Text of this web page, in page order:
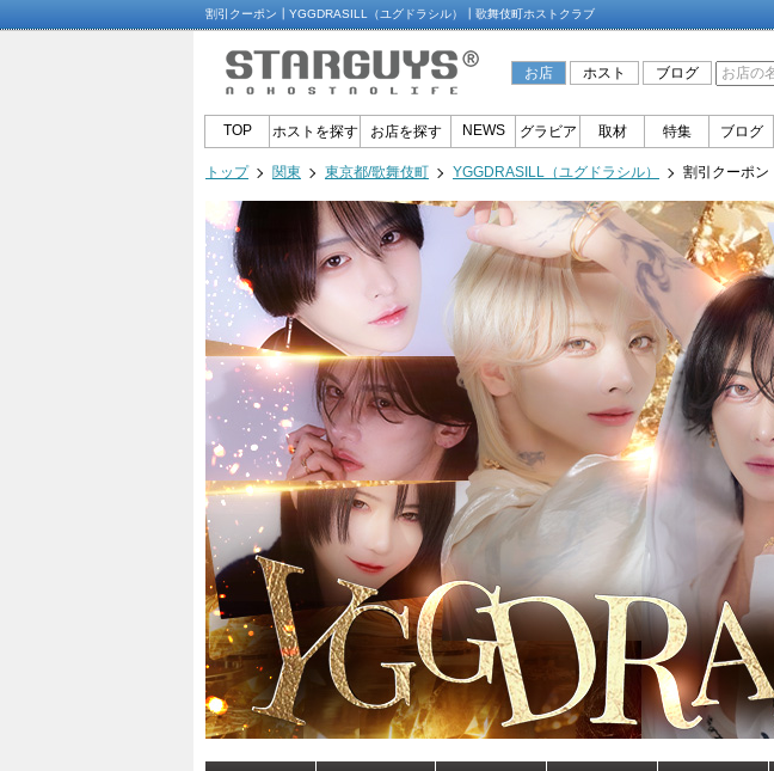
割引クーポン┃YGGDRASILL（ユグドラシル）┃歌舞伎町ホストクラブ
お店 ホスト ブログ
TOP ホストを探す お店を探す NEWS グラビア 取材 特集 ブログ
トップ 関東 東京都/歌舞伎町 YGGDRASILL（ユグドラシル） 割引クーポン